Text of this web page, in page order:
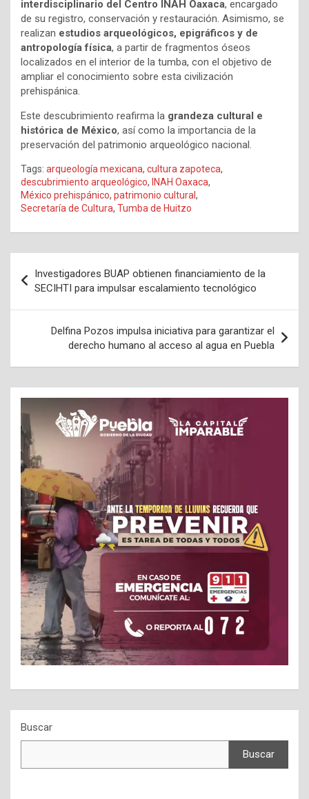
interdisciplinario del Centro INAH Oaxaca, encargado
de su registro, conservación y restauración. Asimismo, se
realizan estudios arqueológicos, epigráficos y de
antropología física, a partir de fragmentos óseos
localizados en el interior de la tumba, con el objetivo de
ampliar el conocimiento sobre esta civilización
prehispánica.
Este descubrimiento reafirma la grandeza cultural e
histórica de México, así como la importancia de la
preservación del patrimonio arqueológico nacional.
Tags: arqueología mexicana, cultura zapoteca,
descubrimiento arqueológico, INAH Oaxaca,
México prehispánico, patrimonio cultural,
Secretaría de Cultura, Tumba de Huitzo
de
entradas
Investigadores BUAP obtienen financiamiento de la
SECIHTI para impulsar escalamiento tecnológico
Delfina Pozos impulsa iniciativa para garantizar el
derecho humano al acceso al agua en Puebla
Buscar
Buscar